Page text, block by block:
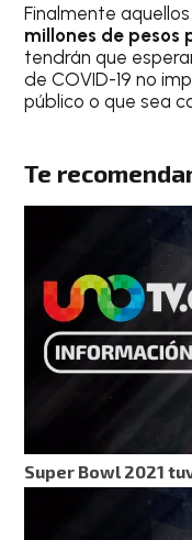
Finalmente
millones de pesos
tendrán que
de COVID-19 no
público o que sea
Te
Super Bowl 2021